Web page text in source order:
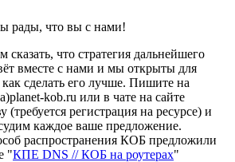
рады, что вы с нами!
сказать, что стратегия дальнейшего
вместе с нами и мы открыты для
сделать его лучше. Пишите на
kob.ru или в чате на сайте
(требуется регистрация на ресурсе) и
каждое ваше предложение.
распространения КОБ предложили
"КПЕ DNS // КОБ на роутерах"